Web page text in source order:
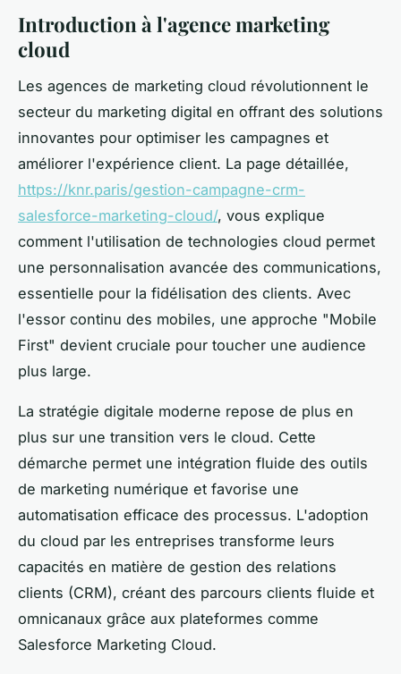
Introduction à l'agence marketing
cloud
Les agences de marketing cloud révolutionnent le
secteur du marketing digital en offrant des solutions
innovantes pour optimiser les campagnes et
améliorer l'expérience client. La page détaillée,
https://knr.paris/gestion-campagne-crm-
salesforce-marketing-cloud/, vous explique
comment l'utilisation de technologies cloud permet
une personnalisation avancée des communications,
essentielle pour la fidélisation des clients. Avec
l'essor continu des mobiles, une approche "Mobile
First" devient cruciale pour toucher une audience
plus large.
La stratégie digitale moderne repose de plus en
plus sur une transition vers le cloud. Cette
démarche permet une intégration fluide des outils
de marketing numérique et favorise une
automatisation efficace des processus. L'adoption
du cloud par les entreprises transforme leurs
capacités en matière de gestion des relations
clients (CRM), créant des parcours clients fluide et
omnicanaux grâce aux plateformes comme
Salesforce Marketing Cloud.